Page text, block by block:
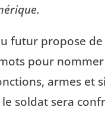
futur propose de
pour
armes et
soldat sera